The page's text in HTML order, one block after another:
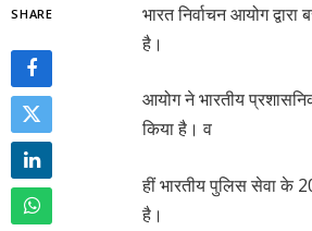
SHARE
भारत निर्वाचन आयोग
है।
आयोग ने भारतीय
किया है। व
हीं भारतीय पुलिस सेवा के
है।